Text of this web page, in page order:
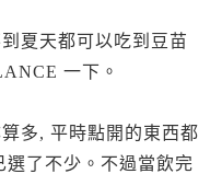
夏天都可以吃到豆苗
一下。
多, 平時點開的東西都
了不少。不過當飲完